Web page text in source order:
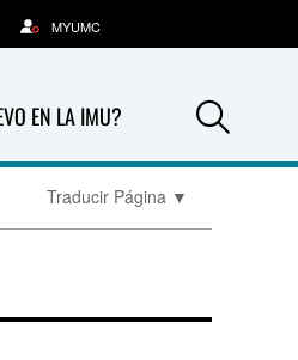
EN LA IMU?
MYUMC
Traducir Página ▼